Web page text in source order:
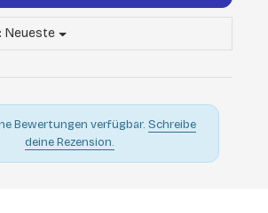
Neueste
Bewertungen verfügbar. Schreibe
deine Rezension.